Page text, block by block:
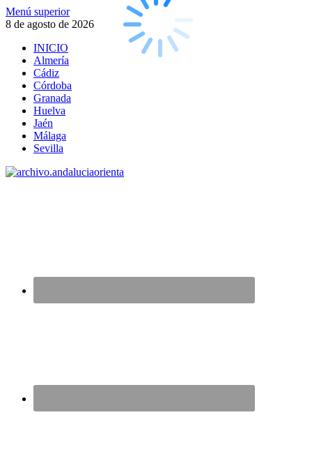
Saltar
al
Menú superior
8 de agosto de 2026
INICIO
Almería
Cádiz
Córdoba
Granada
Huelva
Jaén
Málaga
Sevilla